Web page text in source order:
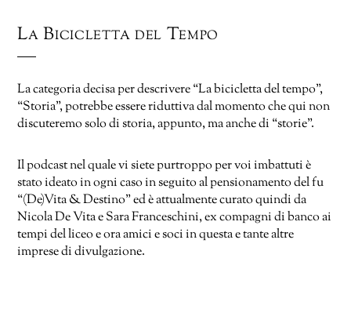
La Bicicletta del Tempo
La categoria decisa per descrivere “La bicicletta del tempo”,
“Storia”, potrebbe essere riduttiva dal momento che qui non
discuteremo solo di storia, appunto, ma anche di “storie”.
Il podcast nel quale vi siete purtroppo per voi imbattuti è
stato ideato in ogni caso in seguito al pensionamento del fu
“(De)Vita & Destino” ed è attualmente curato quindi da
Nicola De Vita e Sara Franceschini, ex compagni di banco ai
tempi del liceo e ora amici e soci in questa e tante altre
imprese di divulgazione.